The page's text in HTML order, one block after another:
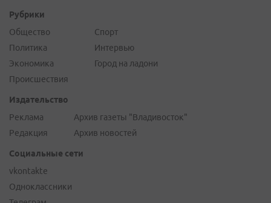
Рубрики
Общество
Политика
Экономика
Происшествия
Спорт
Интервью
Город на ладони
Издательство
Реклама
Редакция
Архив газеты "Владивосток"
Архив новостей
Социальные сети
vkontakte
Одноклассники